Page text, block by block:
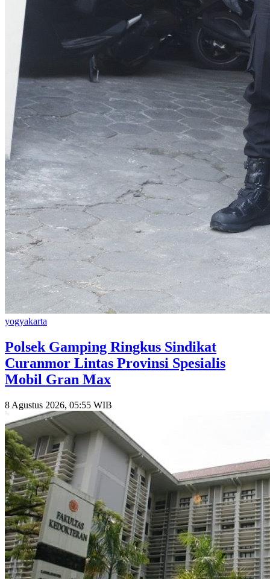
yogyakarta
Polsek Gamping Ringkus Sindikat
Curanmor Lintas Provinsi Spesialis
Mobil Gran Max
8 Agustus 2026, 05:55 WIB